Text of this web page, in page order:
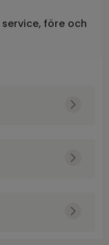
före och
funktionell